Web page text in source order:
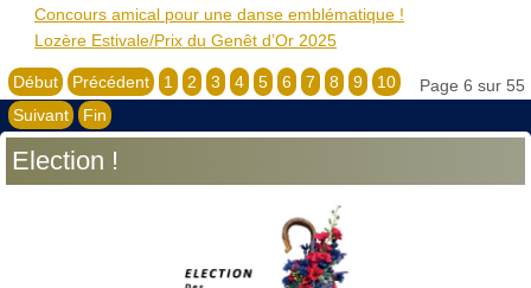
Concours amical pour une danse emblématique !
Lozère Estivale/Prix du Genêt d’Or 2025
Page 6 sur 55
Début Précédent 1 2 3 4 5 6 7 8 9
10
Suivant
Fin
Election !